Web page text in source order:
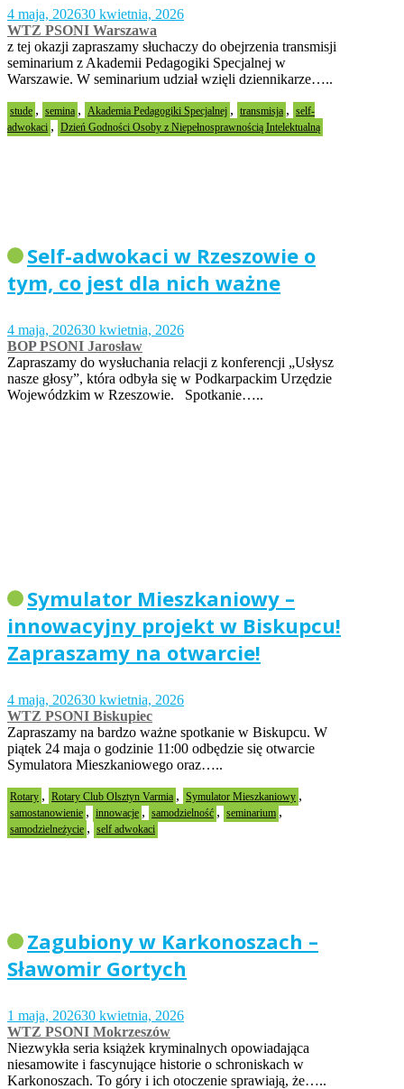
4 maja, 202630 kwietnia, 2026
WTZ PSONI Warszawa
z tej okazji zapraszamy słuchaczy do obejrzenia transmisji
seminarium z Akademii Pedagogiki Specjalnej w
Warszawie. W seminarium udział wzięli dziennikarze…..
stude , semina , Akademia Pedagogiki Specjalnej , transmisja , self-
adwokaci , Dzień Godności Osoby z Niepełnosprawnością Intelektualną
Self-adwokaci w Rzeszowie o
tym, co jest dla nich ważne
4 maja, 202630 kwietnia, 2026
BOP PSONI Jarosław
Zapraszamy do wysłuchania relacji z konferencji „Usłysz
nasze głosy”, która odbyła się w Podkarpackim Urzędzie
Wojewódzkim w Rzeszowie. Spotkanie…..
Symulator Mieszkaniowy –
innowacyjny projekt w Biskupcu!
Zapraszamy na otwarcie!
4 maja, 202630 kwietnia, 2026
WTZ PSONI Biskupiec
Zapraszamy na bardzo ważne spotkanie w Biskupcu. W
piątek 24 maja o godzinie 11:00 odbędzie się otwarcie
Symulatora Mieszkaniowego oraz…..
Rotary , Rotary Club Olsztyn Varmia , Symulator Mieszkaniowy ,
samostanowienie , innowacje , samodzielność , seminarium ,
samodzielneżycie , self adwokaci
Zagubiony w Karkonoszach –
Sławomir Gortych
1 maja, 202630 kwietnia, 2026
WTZ PSONI Mokrzeszów
Niezwykła seria książek kryminalnych opowiadająca
niesamowite i fascynujące historie o schroniskach w
Karkonoszach. To góry i ich otoczenie sprawiają, że…..